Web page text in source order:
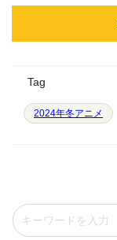
Tag
2024年冬アニメ